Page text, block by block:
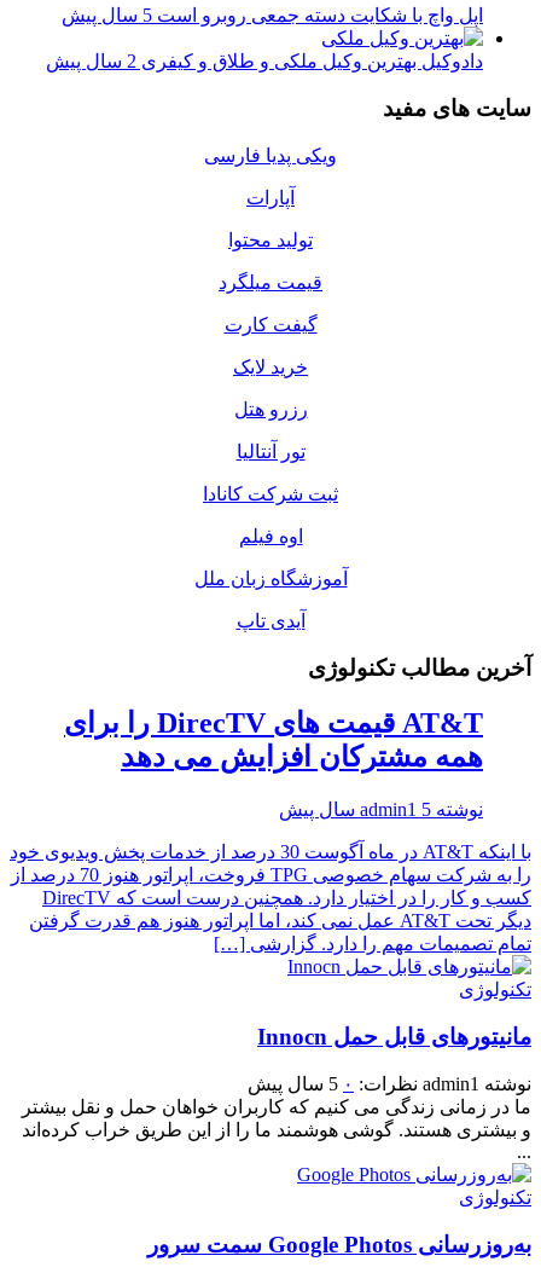
اپل واچ با شکایت دسته جمعی روبرو است 5 سال پیش
دادوکیل بهترین وکیل ملکی و طلاق و کیفری 2 سال پیش
سایت های مفید
ویکی پدیا فارسی
آپارات
تولید محتوا
قیمت میلگرد
گیفت کارت
خرید لایک
رزرو هتل
تور آنتالیا
ثبت شرکت کانادا
اوه فیلم
آموزشگاه زبان ملل
آیدی تاپ
آخرین مطالب تکنولوژی
AT&T قیمت های DirecTV را برای
همه مشترکان افزایش می دهد
نوشته admin1 5 سال پیش
با اينكه AT&T در ماه آگوست 30 درصد از خدمات پخش ویدیوی خود
را به شرکت سهام خصوصی TPG فروخت، اپراتور هنوز 70 درصد از
کسب و کار را در اختیار دارد. همچنین درست است که DirecTV
دیگر تحت AT&T عمل نمی کند، اما اپراتور هنوز هم قدرت گرفتن
تمام تصمیمات مهم را دارد. گزارشی […]
تکنولوژی
مانیتورهای قابل حمل Innocn
نوشته admin1 نظرات: ۰ 5 سال پیش
ما در زمانی زندگی می کنیم که کاربران خواهان حمل و نقل بیشتر
و بیشتری هستند. گوشی‌ هوشمند ما را از این طریق خراب کرده‌اند
...
تکنولوژی
به‌روزرسانی Google Photos سمت سرور